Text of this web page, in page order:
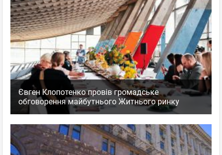
Євген Клопотенко провів громадське
обговорення майбутнього Житнього ринку